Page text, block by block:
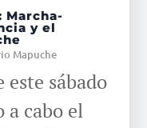
Marcha-
y el
Mapuche
sábado
a cabo el